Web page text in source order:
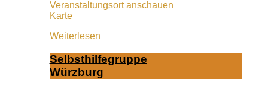
Veranstaltungsort anschauen
KarteBildungsbüro
Weiterlesen
Selbst­hil­fe­grup­pe
Würz­burg